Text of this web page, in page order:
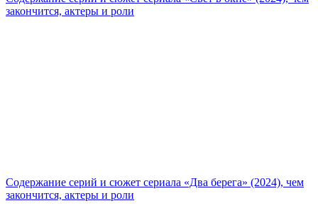
закончится, актеры и роли
Содержание серий и сюжет сериала «Два берега» (2024), чем
закончится, актеры и роли